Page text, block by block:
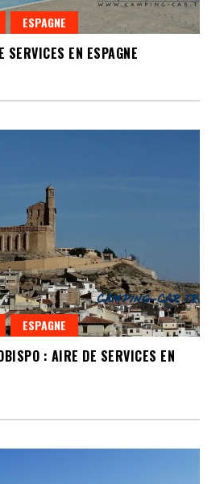
ESPAGNE
SERVICES EN ESPAGNE
ESPAGNE
: AIRE DE SERVICES EN